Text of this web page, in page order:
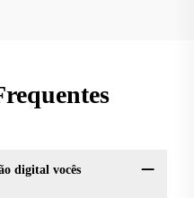
digital vocês